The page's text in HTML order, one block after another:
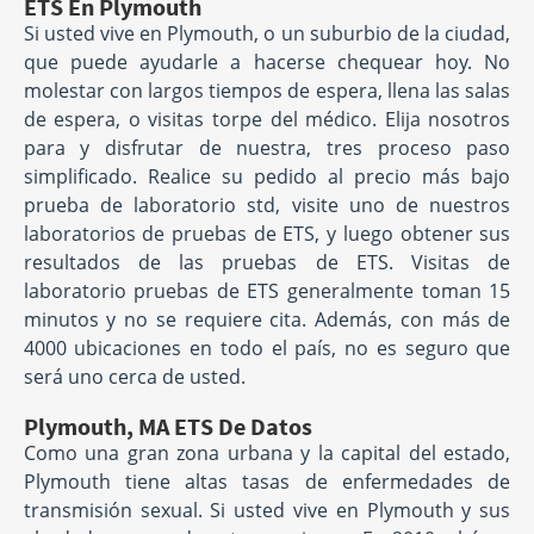
ETS En Plymouth
Si usted vive en Plymouth, o un suburbio de la ciudad,
que puede ayudarle a hacerse chequear hoy. No
molestar con largos tiempos de espera, llena las salas
de espera, o visitas torpe del médico. Elija nosotros
para y disfrutar de nuestra, tres proceso paso
simplificado. Realice su pedido al precio más bajo
prueba de laboratorio std, visite uno de nuestros
laboratorios de pruebas de ETS, y luego obtener sus
resultados de las pruebas de ETS. Visitas de
laboratorio pruebas de ETS generalmente toman 15
minutos y no se requiere cita. Además, con más de
4000 ubicaciones en todo el país, no es seguro que
será uno cerca de usted.
Plymouth, MA ETS De Datos
Como una gran zona urbana y la capital del estado,
Plymouth tiene altas tasas de enfermedades de
transmisión sexual. Si usted vive en Plymouth y sus